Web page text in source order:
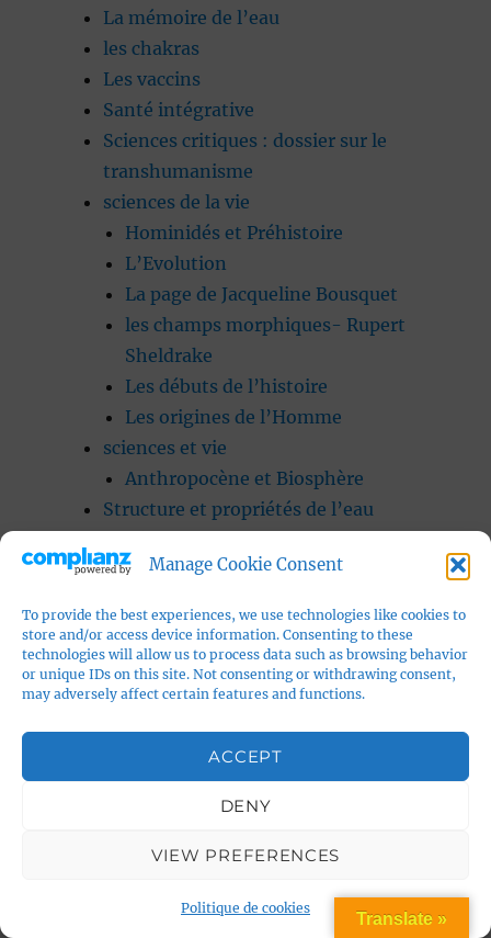
Manage Cookie Consent
To provide the best experiences, we use technologies like cookies to
store and/or access device information. Consenting to these
technologies will allow us to process data such as browsing behavior
or unique IDs on this site. Not consenting or withdrawing consent,
may adversely affect certain features and functions.
ACCEPT
DENY
VIEW PREFERENCES
Politique de cookies
La mémoire de l’eau
les chakras
Les vaccins
Santé intégrative
Sciences critiques : dossier sur le
transhumanisme
sciences de la vie
Hominidés et Préhistoire
L’Evolution
La page de Jacqueline Bousquet
les champs morphiques- Rupert
Sheldrake
Les débuts de l’histoire
Les origines de l’Homme
sciences et vie
Anthropocène et Biosphère
Structure et propriétés de l’eau
cosmologie
de l’univers
énergie noire ou énergie sombre
ER = EPR, une théorie qui relie
quantique
fond diffus cosmologique ou
rayonnement fossile
Inflation cosmique
rayonnement fossile
Translate »